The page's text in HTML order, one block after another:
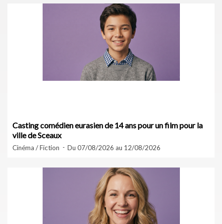
Casting comédien eurasien de 14 ans pour un film pour la
ville de Sceaux
Cinéma / Fiction Du 07/08/2026 au 12/08/2026